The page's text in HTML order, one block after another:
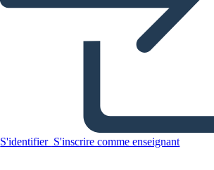
S'identifier S'inscrire comme enseignant
Copiez ce storyboard